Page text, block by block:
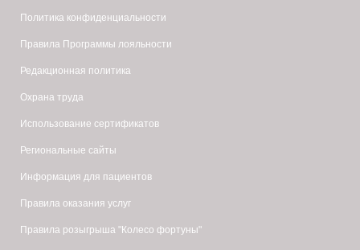
Политика конфиденциальности
Правила Программы лояльности
Редакционная политика
Охрана труда
Использование сертификатов
Региональные сайты
Информация для пациентов
Правила оказания услуг
Правила розыгрыша "Колесо фортуны"